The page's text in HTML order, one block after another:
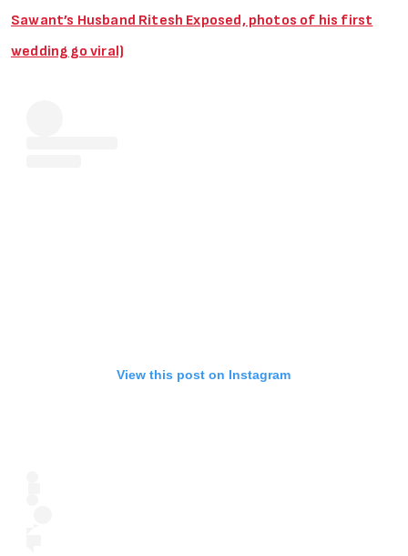
Sawant’s Husband Ritesh Exposed, photos of his first
wedding go viral)
View this post on Instagram